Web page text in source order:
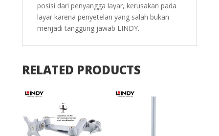
posisi dari penyangga layar, kerusakan pada
layar karena penyetelan yang salah bukan
menjadi tanggung jawab LINDY.
RELATED PRODUCTS